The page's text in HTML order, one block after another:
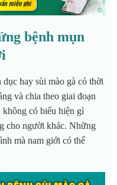
bệnh mụn
hay sùi mào gà có thời
và chia theo giai đoạn
không có biểu hiện gì
cho người khác. Những
mà nam giới có thể